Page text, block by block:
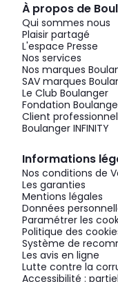
À propos de
Qui sommes nous
Plaisir partagé
L'espace Presse
Nos services
Nos marques
SAV marques
Le Club Boulanger
Fondation
Client professionnel
Boulanger INFINITY
Informations
Nos conditions de
Les garanties
Mentions légales
Données
Paramétrer les
Politique des
Système de
Les avis en ligne
Lutte contre la
Accessibilité :